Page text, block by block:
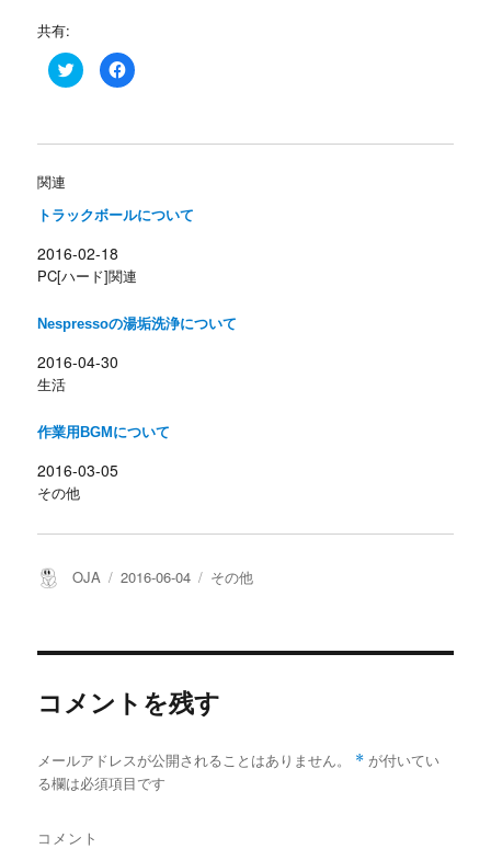
共有:
ク
リ
T
e
r
共
有
(
ウ
ン
ド
き
ま
F
a
o
す
る
リ
ッ
し
て
い
き
)
関連
トラックボールについて
2016-02-18
PC[ハード]関連
Nespressoの湯垢洗浄について
2016-04-30
生活
作業用BGMについて
2016-03-05
その他
投
OJA
投
2016-06-04
カ
その他
コメントを残す
メールアドレスが公開されることはありません。 * が付いてい
る欄は必須項目です
コメント